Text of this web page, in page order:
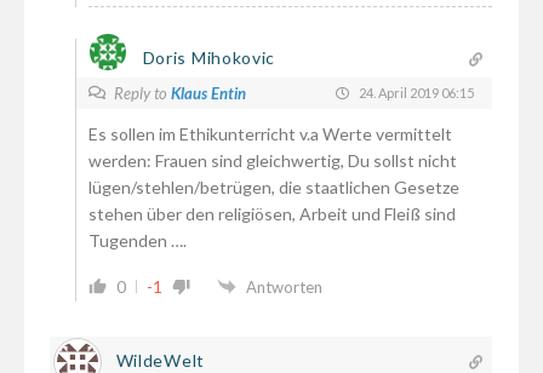
Doris Mihokovic
Reply to Klaus Entin 24. April 2019 06:15
Es sollen im Ethikunterricht v.a Werte vermittelt
werden: Frauen sind gleichwertig, Du sollst nicht
lügen/stehlen/betrügen, die staatlichen Gesetze
stehen über den religiösen, Arbeit und Fleiß sind
Tugenden ….
0 -1 Antworten
WildeWelt